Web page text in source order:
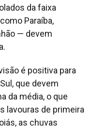
da faixa
Paraíba,
— devem
é positiva para
que devem
da média, o que
lavouras de primeira
as chuvas